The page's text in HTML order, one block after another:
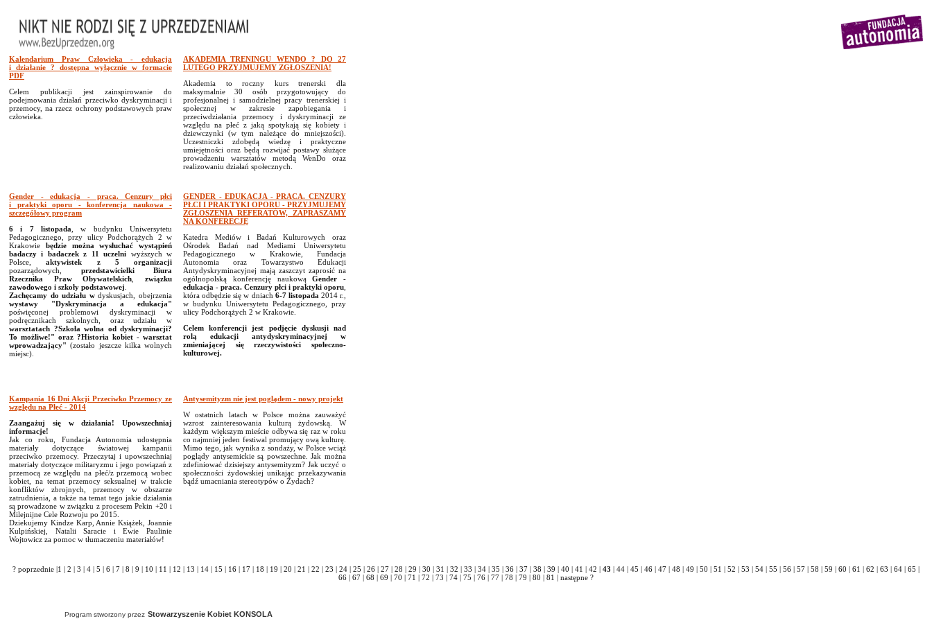
Kalendarium Praw Człowieka - edukacja
i działanie ? dostępna wyłącznie w formacie
PDF
Celem publikacji jest zainspirowanie do
podejmowania działań przeciwko dyskryminacji i
przemocy, na rzecz ochrony podstawowych praw
człowieka.
AKADEMIA TRENINGU WENDO ? DO 27
LUTEGO PRZYJMUJEMY ZGŁOSZENIA!
Akademia to roczny kurs trenerski dla
maksymalnie 30 osób przygotowujący do
profesjonalnej i samodzielnej pracy trenerskiej i
społecznej w zakresie zapobiegania i
przeciwdziałania przemocy i dyskryminacji ze
względu na płeć z jaką spotykają się kobiety i
dziewczynki (w tym należące do mniejszości).
Uczestniczki zdobędą wiedzę i praktyczne
umiejętności oraz będą rozwijać postawy służące
prowadzeniu warsztatów metodą WenDo oraz
realizowaniu działań społecznych.
Gender - edukacja - praca. Cenzury płci
i praktyki oporu - konferencja naukowa -
szczegółowy program
6 i 7 listopada , w budynku Uniwersytetu
Pedagogicznego, przy ulicy Podchorążych 2 w
Krakowie będzie można wysłuchać wystąpień
badaczy i badaczek z 11 uczelni wyższych w
Polsce,aktywistek z 5 organizacji
pozarządowych, przedstawicielki Biura
Rzecznika Praw Obywatelskich ,związku
zawodowego i szkoły podstawowej
Zachęcamy do udziału wdyskusjach, obejrzenia
wystawy "Dyskryminacja a edukacja"
poświęconej problemowi dyskryminacji w
podręcznikach szkolnych, oraz udziału w
warsztatach ?Szkoła wolna od dyskryminacji?
To możliwe!" oraz ?Historia kobiet - warsztat
wprowadzający" (zostało jeszcze kilka wolnych
miejsc).
GENDER - EDUKACJA - PRACA. CENZURY
PŁCI I PRAKTYKI OPORU - PRZYJMUJEMY
ZGŁOSZENIA REFERATÓW, ZAPRASZAMY
NA KONFERECJĘ
Katedra Mediów i Badań Kulturowych oraz
Ośrodek Badań nad Mediami Uniwersytetu
Pedagogicznego w Krakowie, Fundacja
Autonomia oraz Towarzystwo Edukacji
Antydyskryminacyjnej mają zaszczyt zaprosić na
ogólnopolską konferencję naukowąGender -
edukacja - praca. Cenzury płci i praktyki oporu
która odbędzie się w dniach 6-7 listopada 2014 r.,
w budynku Uniwersytetu Pedagogicznego, przy
ulicy Podchorążych 2 w Krakowie.
Celem konferencji jest podjęcie dyskusji nad
rolą edukacji antydyskryminacyjnej w
zmieniającej się rzeczywistości społeczno-
kulturowej.
Kampania 16 Dni Akcji Przeciwko Przemocy ze
względu na Płeć - 2014
Zaangażuj się w działania! Upowszechniaj
informacje!
Jak co roku, Fundacja Autonomia udostępnia
materiały dotyczące światowej kampanii
przeciwko przemocy. Przeczytaj i upowszechniaj
materiały dotyczące militaryzmu i jego powiązań z
przemocą ze względu na płeć/z przemocą wobec
kobiet, na temat przemocy seksualnej w trakcie
konfliktów zbrojnych, przemocy w obszarze
zatrudnienia, a także na temat tego jakie działania
są prowadzone w związku z procesem Pekin +20 i
Milejnijne Cele Rozwoju po 2015.
Dziekujemy Kindze Karp, Annie Książek, Joannie
Kulpińskiej, Natalii Saracie i Ewie Paulinie
Wojtowicz za pomoc w tłumaczeniu materiałów!
Antysemityzm nie jest poglądem - nowy projekt
W ostatnich latach w Polsce można zauważyć
wzrost zainteresowania kulturą żydowską. W
każdym większym mieście odbywa się raz w roku
co najmniej jeden festiwal promujący ową kulturę.
Mimo tego, jak wynika z sondaży, w Polsce wciąż
poglądy antysemickie są powszechne. Jak można
zdefiniować dzisiejszy antysemityzm? Jak uczyć o
społeczności żydowskiej unikając przekazywania
bądź umacniania stereotypów o Żydach?
? poprzednie |1 | 2 | 3 | 4 | 5 | 6 | 7 | 8 | 9 | 10 | 11 | 12 | 13 | 14 | 15 | 16 | 17 | 18 | 19 | 20 | 21 | 22 | 23 | 24 | 25 | 26 | 27 | 28 | 29 | 30 | 31 | 32 | 33 | 34 | 35 | 36 | 37 | 38 | 39 | 40 | 41 | 42 | 43 | 44 | 45 | 46 | 47 | 48 | 49 | 50 | 51 | 52 | 53 | 54 | 55 | 56 | 57 | 58 | 59 | 60 | 61 | 62 | 63 | 64 | 65 |
66 | 67 | 68 | 69 | 70 | 71 | 72 | 73 | 74 | 75 | 76 | 77 | 78 | 79 | 80 | 81 | następne ?
Program stworzony przez Stowarzyszenie Kobiet KONSOLA